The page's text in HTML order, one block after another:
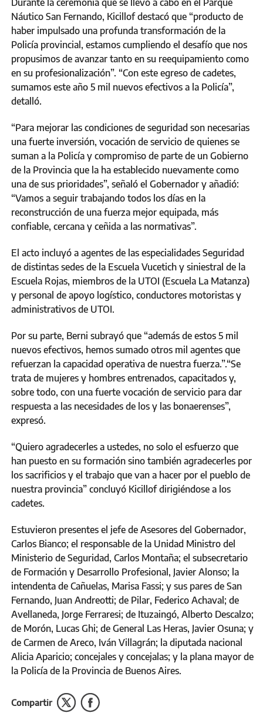
Náutico San Fernando, Kicillof destacó que “producto de
haber impulsado una profunda transformación de la
Policía provincial, estamos cumpliendo el desafío que nos
propusimos de avanzar tanto en su reequipamiento como
en su profesionalización”. “Con este egreso de cadetes,
sumamos este año 5 mil nuevos efectivos a la Policía”,
detalló.
“Para mejorar las condiciones de seguridad son necesarias
una fuerte inversión, vocación de servicio de quienes se
suman a la Policía y compromiso de parte de un Gobierno
de la Provincia que la ha establecido nuevamente como
una de sus prioridades”, señaló el Gobernador y añadió:
“Vamos a seguir trabajando todos los días en la
reconstrucción de una fuerza mejor equipada, más
confiable, cercana y ceñida a las normativas”.
El acto incluyó a agentes de las especialidades Seguridad
de distintas sedes de la Escuela Vucetich y siniestral de la
Escuela Rojas, miembros de la UTOI (Escuela La Matanza)
y personal de apoyo logístico, conductores motoristas y
administrativos de UTOI.
Por su parte, Berni subrayó que “además de estos 5 mil
nuevos efectivos, hemos sumado otros mil agentes que
refuerzan la capacidad operativa de nuestra fuerza.”.“Se
trata de mujeres y hombres entrenados, capacitados y,
sobre todo, con una fuerte vocación de servicio para dar
respuesta a las necesidades de los y las bonaerenses”,
expresó.
“Quiero agradecerles a ustedes, no solo el esfuerzo que
han puesto en su formación sino también agradecerles por
los sacrificios y el trabajo que van a hacer por el pueblo de
nuestra provincia” concluyó Kicillof dirigiéndose a los
cadetes.
Estuvieron presentes el jefe de Asesores del Gobernador,
Carlos Bianco; el responsable de la Unidad Ministro del
Ministerio de Seguridad, Carlos Montaña; el subsecretario
de Formación y Desarrollo Profesional, Javier Alonso; la
intendenta de Cañuelas, Marisa Fassi; y sus pares de San
Fernando, Juan Andreotti; de Pilar, Federico Achaval; de
Avellaneda, Jorge Ferraresi; de Ituzaingó, Alberto Descalzo;
de Morón, Lucas Ghi; de General Las Heras, Javier Osuna; y
de Carmen de Areco, Iván Villagrán; la diputada nacional
Alicia Aparicio; concejales y concejalas; y la plana mayor de
la Policía de la Provincia de Buenos Aires.
Compartir